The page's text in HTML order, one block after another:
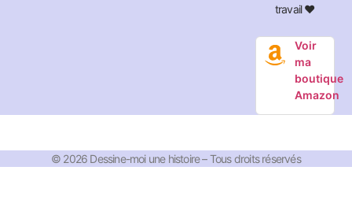
travail ❤️
Voir
ma
boutique
Amazon
© 2026 Dessine-moi une histoire – Tous droits réservés